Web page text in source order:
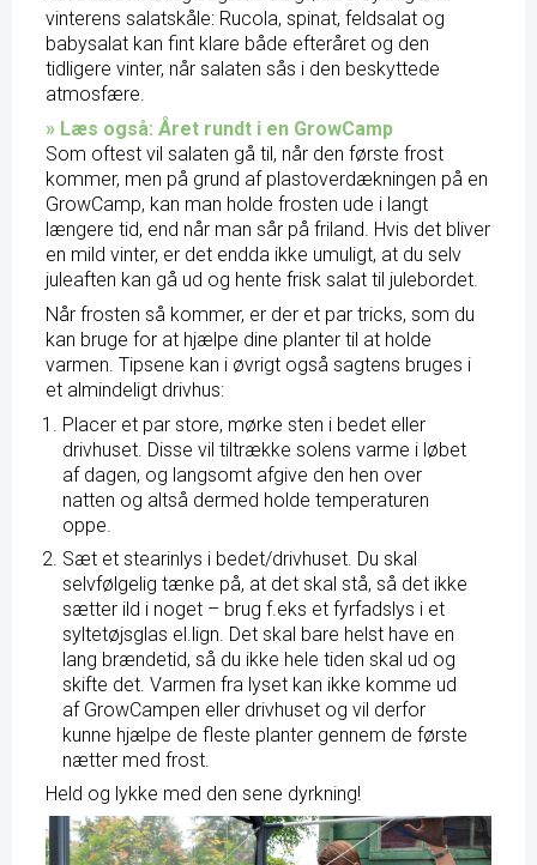
vinterens salatskåle: Rucola, spinat, feldsalat og
babysalat kan fint klare både efteråret og den
tidligere vinter, når salaten sås i den beskyttede
atmosfære.
» Læs også: Året rundt i en GrowCamp
Som oftest vil salaten gå til, når den første frost
kommer, men på grund af plastoverdækningen på en
GrowCamp, kan man holde frosten ude i langt
længere tid, end når man sår på friland. Hvis det bliver
en mild vinter, er det endda ikke umuligt, at du selv
juleaften kan gå ud og hente frisk salat til julebordet.
Når frosten så kommer, er der et par tricks, som du
kan bruge for at hjælpe dine planter til at holde
varmen. Tipsene kan i øvrigt også sagtens bruges i
et almindeligt drivhus:
Placer et par store, mørke sten i bedet eller
drivhuset. Disse vil tiltrække solens varme i løbet
af dagen, og langsomt afgive den hen over
natten og altså dermed holde temperaturen
oppe.
Sæt et stearinlys i bedet/drivhuset. Du skal
selvfølgelig tænke på, at det skal stå, så det ikke
sætter ild i noget – brug f.eks et fyrfadslys i et
syltetøjsglas el.lign. Det skal bare helst have en
lang brændetid, så du ikke hele tiden skal ud og
skifte det. Varmen fra lyset kan ikke komme ud
af GrowCampen eller drivhuset og vil derfor
kunne hjælpe de fleste planter gennem de første
nætter med frost.
Held og lykke med den sene dyrkning!